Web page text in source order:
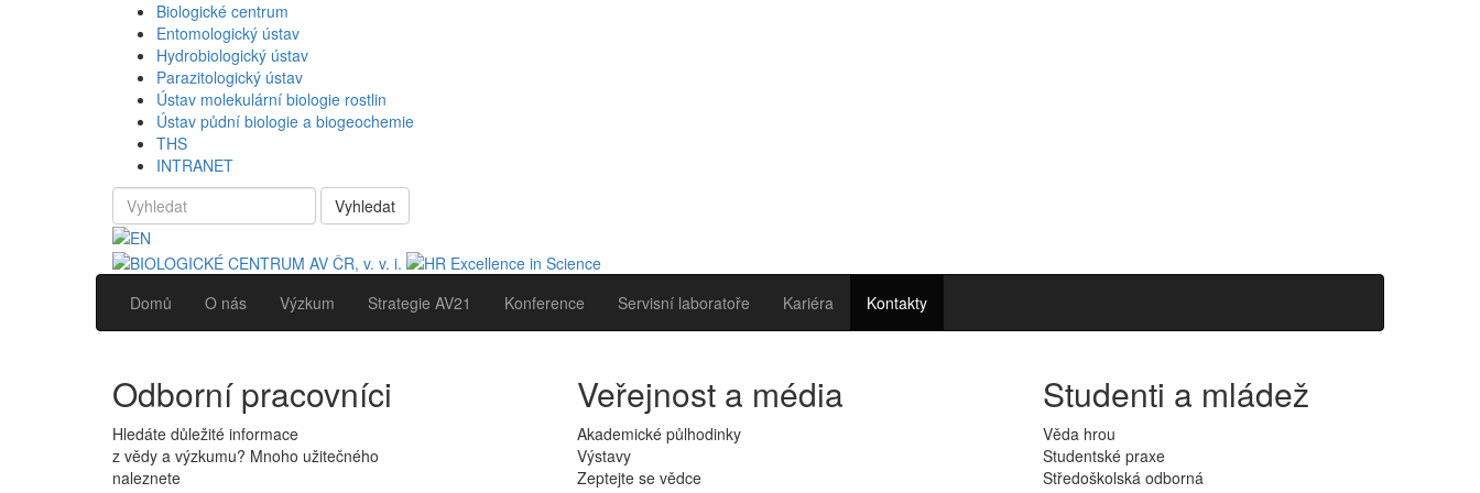
Biologické centrum
Entomologický ústav
Hydrobiologický ústav
Parazitologický ústav
Ústav molekulární biologie rostlin
Ústav půdní biologie a biogeochemie
THS
INTRANET
Vyhledat
Domů O nás Výzkum Strategie AV21 Konference Servisní laboratoře Kariéra Kontakty
Odborní pracovníci
Hledáte důležité informace
z vědy a výzkumu? Mnoho užitečného
naleznete
Veřejnost a média
Akademické půlhodinky
Výstavy
Zeptejte se vědce
Studenti a mládež
Věda hrou
Studentské praxe
Středoškolská odborná